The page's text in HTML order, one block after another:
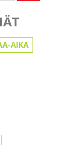
AIKA